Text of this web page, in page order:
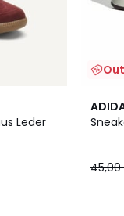
Leder
4,9
/ 5